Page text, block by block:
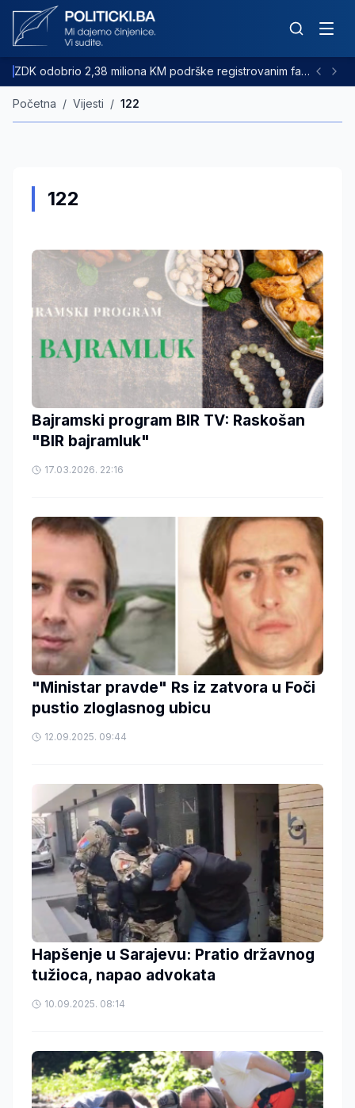
ZDK odobrio 2,38 miliona KM podrške registrovanim farmama goveda
Početna / Vijesti / 122
122
Bajramski program BIR TV: Raskošan
"BIR bajramluk"
17.03.2026. 22:16
"Ministar pravde" Rs iz zatvora u Foči
pustio zloglasnog ubicu
12.09.2025. 09:44
Hapšenje u Sarajevu: Pratio državnog
tužioca, napao advokata
10.09.2025. 08:14